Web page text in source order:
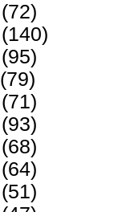
(72)
(140)
(95)
(79)
(71)
(93)
(68)
(64)
(51)